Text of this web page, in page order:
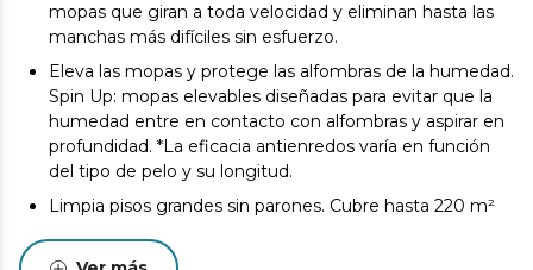
mopas que giran a toda velocidad y eliminan hasta las
manchas más difíciles sin esfuerzo.
Eleva las mopas y protege las alfombras de la humedad.
Spin Up: mopas elevables diseñadas para evitar que la
humedad entre en contacto con alfombras y aspirar en
profundidad. *La eficacia antienredos varía en función
del tipo de pelo y su longitud.
Limpia pisos grandes sin parones. Cubre hasta 220 m²
limpieza eficiente y continua, garantizando una